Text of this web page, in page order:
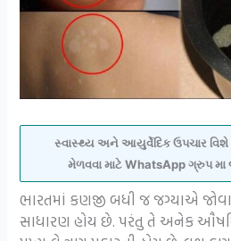
સ્વાસ્થ્ય અને આયુર્વેદિક ઉપચાર વિશે
મેળવવા માટે WhatsApp ગ્રુપ મા
ભારતમાં કણજી બધી જ જગ્યાએ
સાધારણ હોય છે. પરંતુ તે અનેક